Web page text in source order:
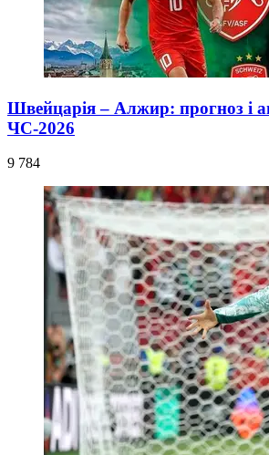
Швейцарія – Алжир: прогноз і
ЧС-2026
9 784